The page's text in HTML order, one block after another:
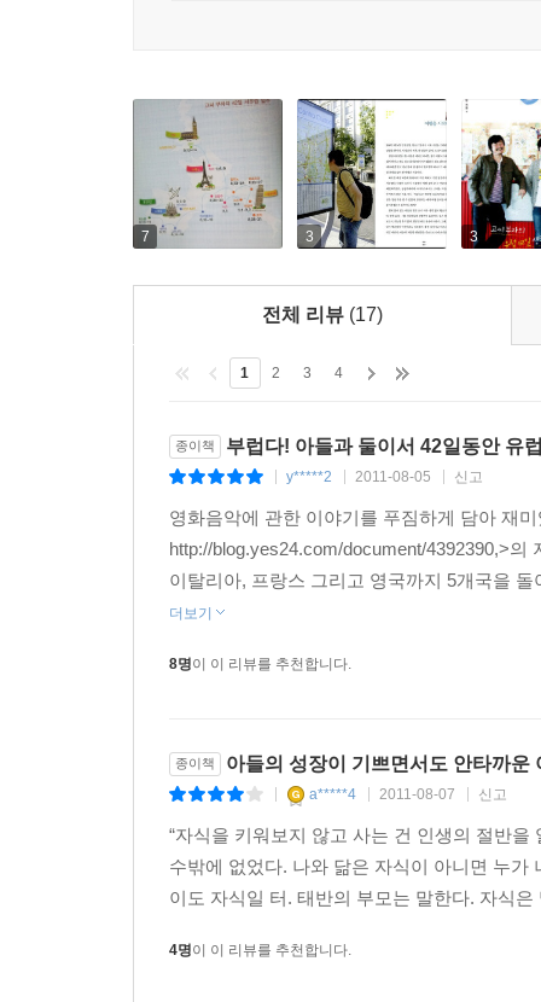
무슨 이야기를 꺼내야 할지 머뭇거리지 않아도
고씨 부자의 유럽 여행기는 아빠와 아들이 서로
사춘기 아들을 어떻게 대해야 하는지에 대한 하
어떻게 자신의 감정을 드러내게 되는지, 아들
[아빠가 아들에게 해줄 수 있는 딱 한 가지]
욾빠 고형욱은 아들과의 유럽 여행이 "내가 태
바꾸었기 때문이다. 또 하나 큰 소득이 있었다.
없다'는 걸 깨달은 게 아닐까 추측할 뿐이다.
어색했는데 이제는 어디를 같이 가는 게 지극히 자
아들과 함께 시간을 보내는 것, 그것만큼 아빠
필요한 일, 아빠가 아들에게 해줄 수 있는 일을
지켜봐주는 것, 먼저 마음을 열고 다가가주는 것
7 3 3
전체 리뷰 (17)
1 2 3 4
종이책 부럽다! 아들과 둘이서 42일동안 유
y*****2 2011-08-05 신고
영화음악에 관한 이야기를 푸짐하게 담아 재
http://blog.yes24.com/document/4392390,>
이탈리아, 프랑스 그리고 영국까지 5개국을
더보기
8명이 이 리뷰를 추천합니다.
종이책 아들의 성장이 기쁘면서도 안타까운
a*****4 2011-08-07 신고
“자식을 키워보지 않고 사는 건 인생의 절반
수밖에 없었다. 나와 닮은 자식이 아니면 누
이도 자식일 터. 태반의 부모는 말한다. 자식
4명이 이 리뷰를 추천합니다.